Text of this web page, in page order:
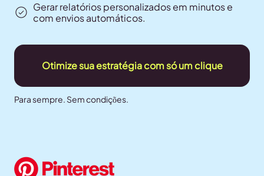
Gerar relatórios personalizados em minutos e
com envios automáticos.
Otimize sua estratégia com só um clique
Para sempre. Sem condições.